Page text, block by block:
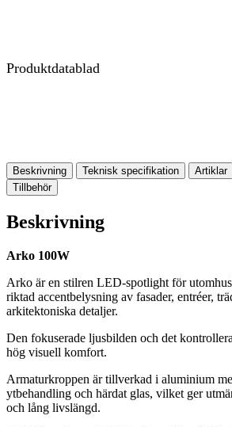
Produktdatablad
Beskrivning Teknisk specifikation Artiklar
Tillbehör
Beskrivning
Arko 100W
Arko är en stilren LED-spotlight för
riktad accentbelysning av fasader, entréer,
arkitektoniska detaljer.
Den fokuserade ljusbilden och det
hög visuell komfort.
Armaturkroppen är tillverkad i aluminium
ytbehandling och härdat glas, vilket ger
och lång livslängd.